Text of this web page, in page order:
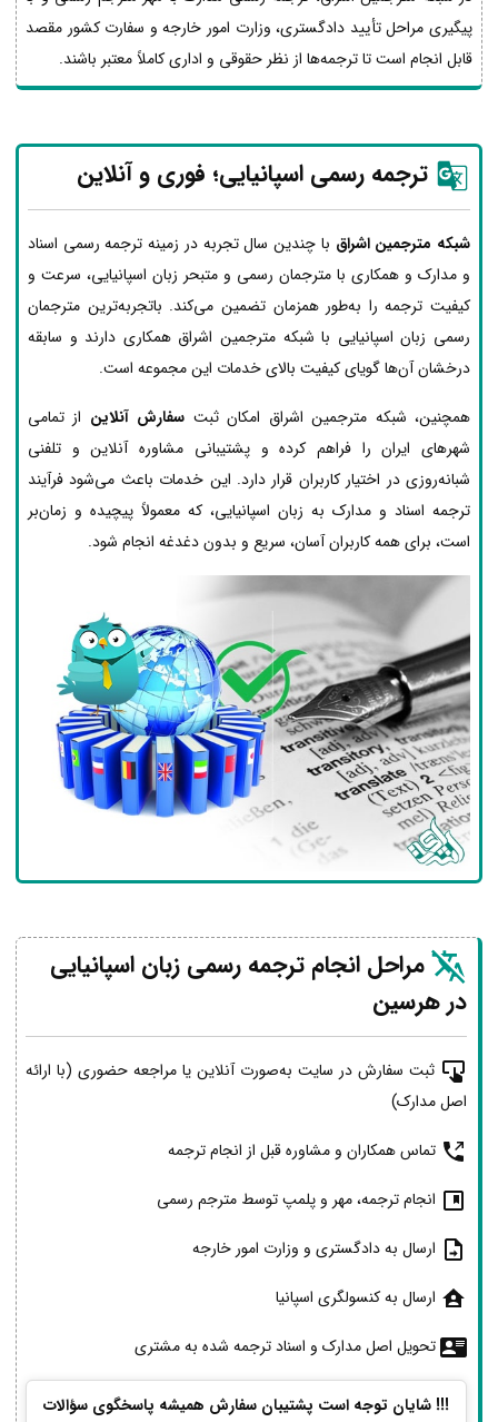
پیگیری مراحل تأیید دادگستری، وزارت امور خارجه و سفارت کشور مقصد
قابل انجام است تا ترجمه‌ها از نظر حقوقی و اداری کاملاً معتبر باشند.
ترجمه رسمی اسپانیایی؛ فوری و آنلاین
شبکه مترجمین اشراق با چندین سال تجربه در زمینه ترجمه رسمی اسناد
و مدارک و همکاری با مترجمان رسمی و متبحر زبان اسپانیایی، سرعت و
کیفیت ترجمه را به‌طور همزمان تضمین می‌کند. باتجربه‌ترین مترجمان
رسمی زبان اسپانیایی با شبکه مترجمین اشراق همکاری دارند و سابقه
درخشان آن‌ها گویای کیفیت بالای خدمات این مجموعه است.
همچنین، شبکه مترجمین اشراق امکان ثبت سفارش آنلاین از تمامی
شهرهای ایران را فراهم کرده و پشتیبانی مشاوره آنلاین و تلفنی
شبانه‌روزی در اختیار کاربران قرار دارد. این خدمات باعث می‌شود فرآیند
ترجمه اسناد و مدارک به زبان اسپانیایی، که معمولاً پیچیده و زمان‌بر
است، برای همه کاربران آسان، سریع و بدون دغدغه انجام شود.
مراحل انجام ترجمه رسمی زبان اسپانیایی
در هرسین
ثبت سفارش در سایت به‌صورت آنلاین یا مراجعه حضوری (با ارائه
اصل مدارک)
تماس همکاران و مشاوره قبل از انجام ترجمه
انجام ترجمه، مهر و پلمپ توسط مترجم رسمی
ارسال به دادگستری و وزارت امور خارجه
ارسال به کنسولگری اسپانیا
تحویل اصل مدارک و اسناد ترجمه شده به مشتری
!!! شایان توجه است پشتیبان سفارش همیشه پاسخگوی سؤالات